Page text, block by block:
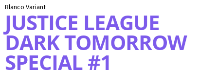
Blanco Variant
JUSTICE LEAGUE
DARK TOMORROW
SPECIAL #1